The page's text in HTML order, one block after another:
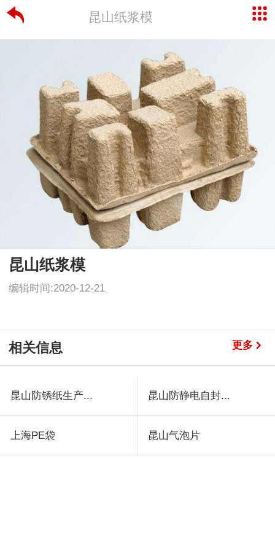
昆山纸浆模
昆山纸浆模
编辑时间:2020-12-21
相关信息 更多
昆山防锈纸生产... 昆山防静电自封...
上海PE袋 昆山气泡片